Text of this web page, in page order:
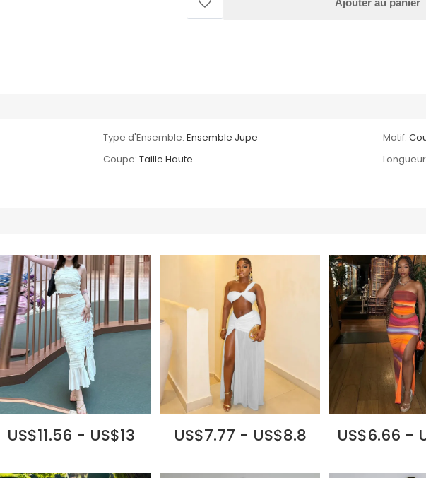
Ajouter au panier
Type d'Ensemble: Ensemble Jupe Motif:
Coupe: Taille Haute
US$11.56 - US$13 US$7.77 - US$8.8 US$6.66 -